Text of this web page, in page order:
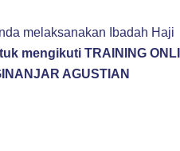
melaksanakan Ibadah Haji
mengikuti TRAINING
AGUSTIAN